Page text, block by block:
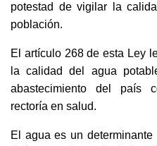
potestad de vigilar la
población.
El artículo 268 de esta Ley
la calidad del agua
abastecimiento del país
rectoría en salud.
El agua es un